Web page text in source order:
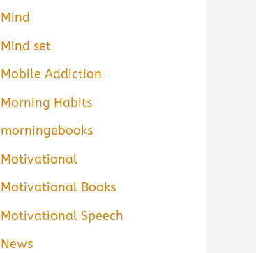
Mind
Mind set
Mobile Addiction
Morning Habits
morningebooks
Motivational
Motivational Books
Motivational Speech
News